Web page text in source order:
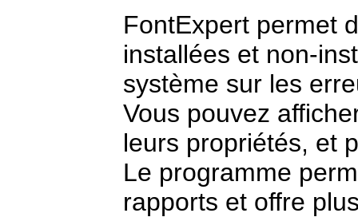
FontExpert permet
installées et non-
système sur les
Vous pouvez
leurs propriétés, et
Le programme
rapports et offre